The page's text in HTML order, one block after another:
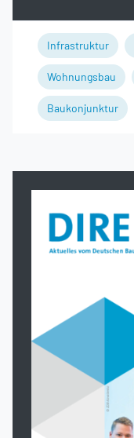
Infrastruktur
Wohnungsbau
Baukonjunktur